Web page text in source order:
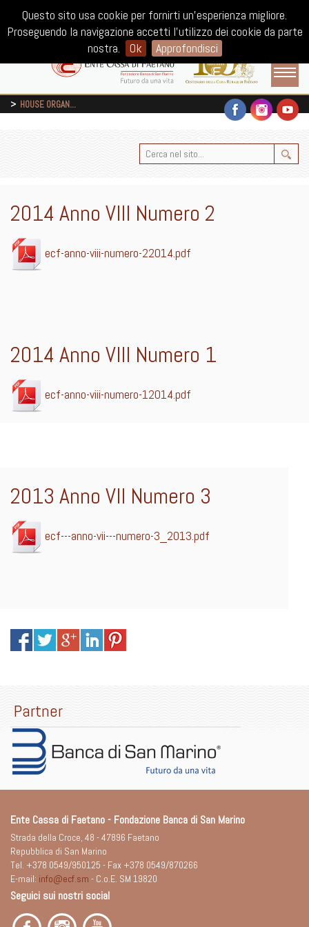
Questo sito usa cookie per fornirti un'esperienza migliore.
Proseguendo la navigazione accetti l'utilizzo dei cookie da parte
nostra.
Ok Approfondisci
ISCRIVITI ALLA NEWSLETTER
HOUSE ORGAN...
2014 Anno VIII Numero 2
ecf-anno-viii-numero-22014.pdf
2014 Anno VIII Numero 1
ecf-anno-viii-numero-12014.pdf
2013 Anno VII Numero 3
ecf---anno-vii---numero-3_2013.pdf
Partner
Ente Cassa di Faetano - Fondazione Banca di San Marino
Strada della Croce, 48 - 47896 Faetano
Repubblica di San Marino
Tel. +378 0549/950125 - Fax +378 0549/870266
E-mail: info@ecf.sm - C.o.E. SM 19820
Seguici sui nostri social